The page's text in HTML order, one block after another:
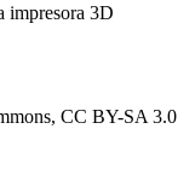
CC BY-SA 3.0